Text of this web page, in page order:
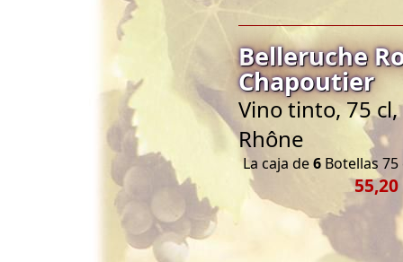
Belleruche
Chapoutier
Vino tinto, 75 cl,
Rhône
La caja de6 Botellas 75
55,20